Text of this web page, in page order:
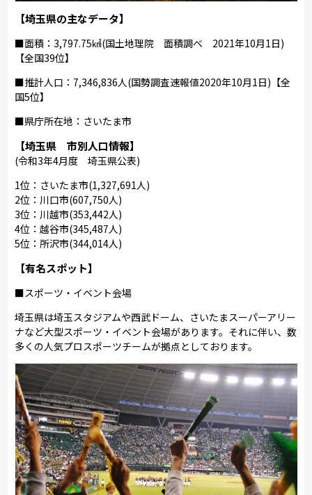
【埼玉県の主なデータ】
■面積：3,797.75㎢(国土地理院 面積調べ 2021年10月1日)
【全国39位】
■推計人口：7,346,836人(国勢調査速報値2020年10月1日)【全
国5位】
■県庁所在地：さいたま市
【埼玉県 市別人口情報】
(令和3年4月度 埼玉県公表)
1位：さいたま市(1,327,691人)
2位：川口市(607,750人)
3位：川越市(353,442人)
4位：越谷市(345,487人)
5位：所沢市(344,014人)
【有名スポット】
■スポーツ・イベント会場
埼玉県は埼玉スタジアムや西武ドーム、さいたまスーパーアリー
ナなど大型スポーツ・イベント会場があります。それに伴い、数
多くの人気プロスポーツチームが拠点としております。